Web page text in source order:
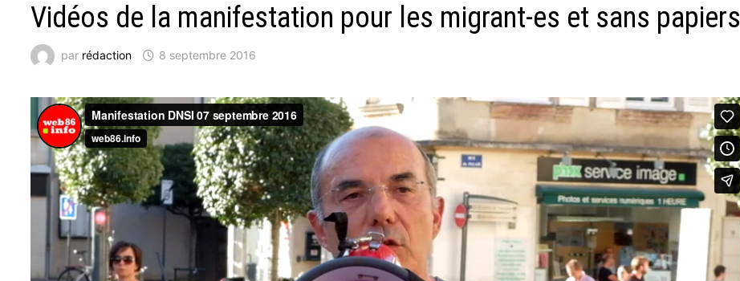
Vidéos de la manifestation pour les migrant-es et sans papiers
par rédaction 8 septembre 2016